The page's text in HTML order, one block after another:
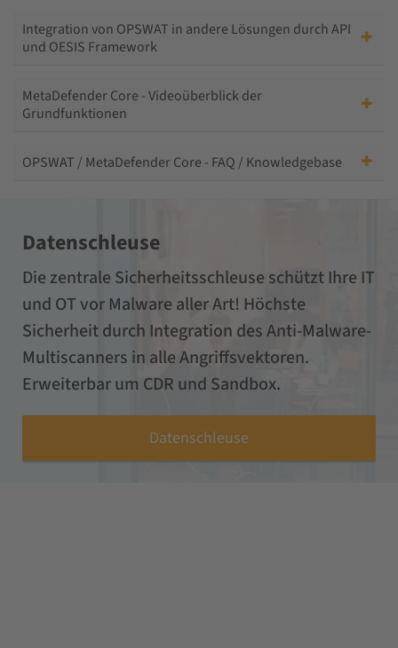
Integration von OPSWAT in andere Lösungen durch API
und OESIS Framework
MetaDefender Core - Videoüberblick der
Grundfunktionen
OPSWAT / MetaDefender Core - FAQ / Knowledgebase
Datenschleuse
Die zentrale Sicherheitsschleuse schützt Ihre IT
und OT vor Malware aller Art! Höchste
Sicherheit durch Integration des Anti-Malware-
Multiscanners in alle Angriffsvektoren.
Erweiterbar um CDR und Sandbox.
Datenschleuse